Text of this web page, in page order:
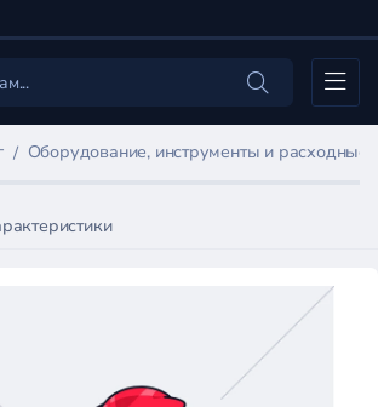
Оборудование, инструменты и расходные